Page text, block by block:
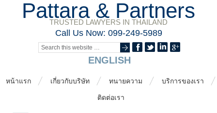
Pattara & Partners
TRUSTED LAWYERS IN THAILAND
Call Us Now: 099-249-5989
ENGLISH
หน้าแรก เกี่ยวกับบริษัท ทนายความ บริการของเรา
ติดต่อเรา